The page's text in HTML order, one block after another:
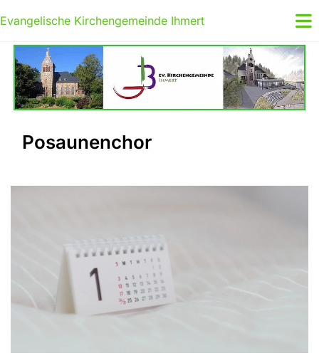
Evangelische Kirchengemeinde Ihmert
Posaunenchor